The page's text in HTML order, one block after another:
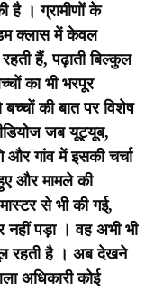
है । ग्रामीणों के
क्लास में केवल
हैं, पढ़ाती बिल्कुल
का भी भरपूर
की बात पर विशेष
जब यूट्यूब,
गांव में इसकी चर्चा
और मामले की
से भी की गई,
नहीं पड़ा । वह अभी भी
रहती है । अब देखने
अधिकारी कोई